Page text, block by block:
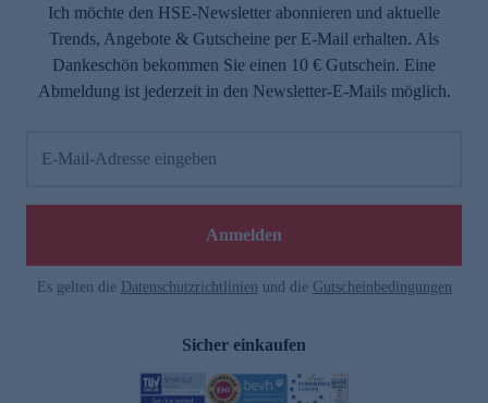
Ich möchte den HSE-Newsletter abonnieren und aktuelle
Trends, Angebote & Gutscheine per E-Mail erhalten. Als
Dankeschön bekommen Sie einen 10 € Gutschein. Eine
Abmeldung ist jederzeit in den Newsletter-E-Mails möglich.
E-Mail-Adresse eingeben
Anmelden
Es gelten die Datenschutzrichtlinien und die Gutscheinbedingungen
Sicher einkaufen